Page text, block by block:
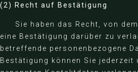
(2) Recht auf Bestätigung
Sie haben das Recht, von
eine Bestätigung darüber zu
betreffende personenbezogene
Bestätigung können Sie jederzeit